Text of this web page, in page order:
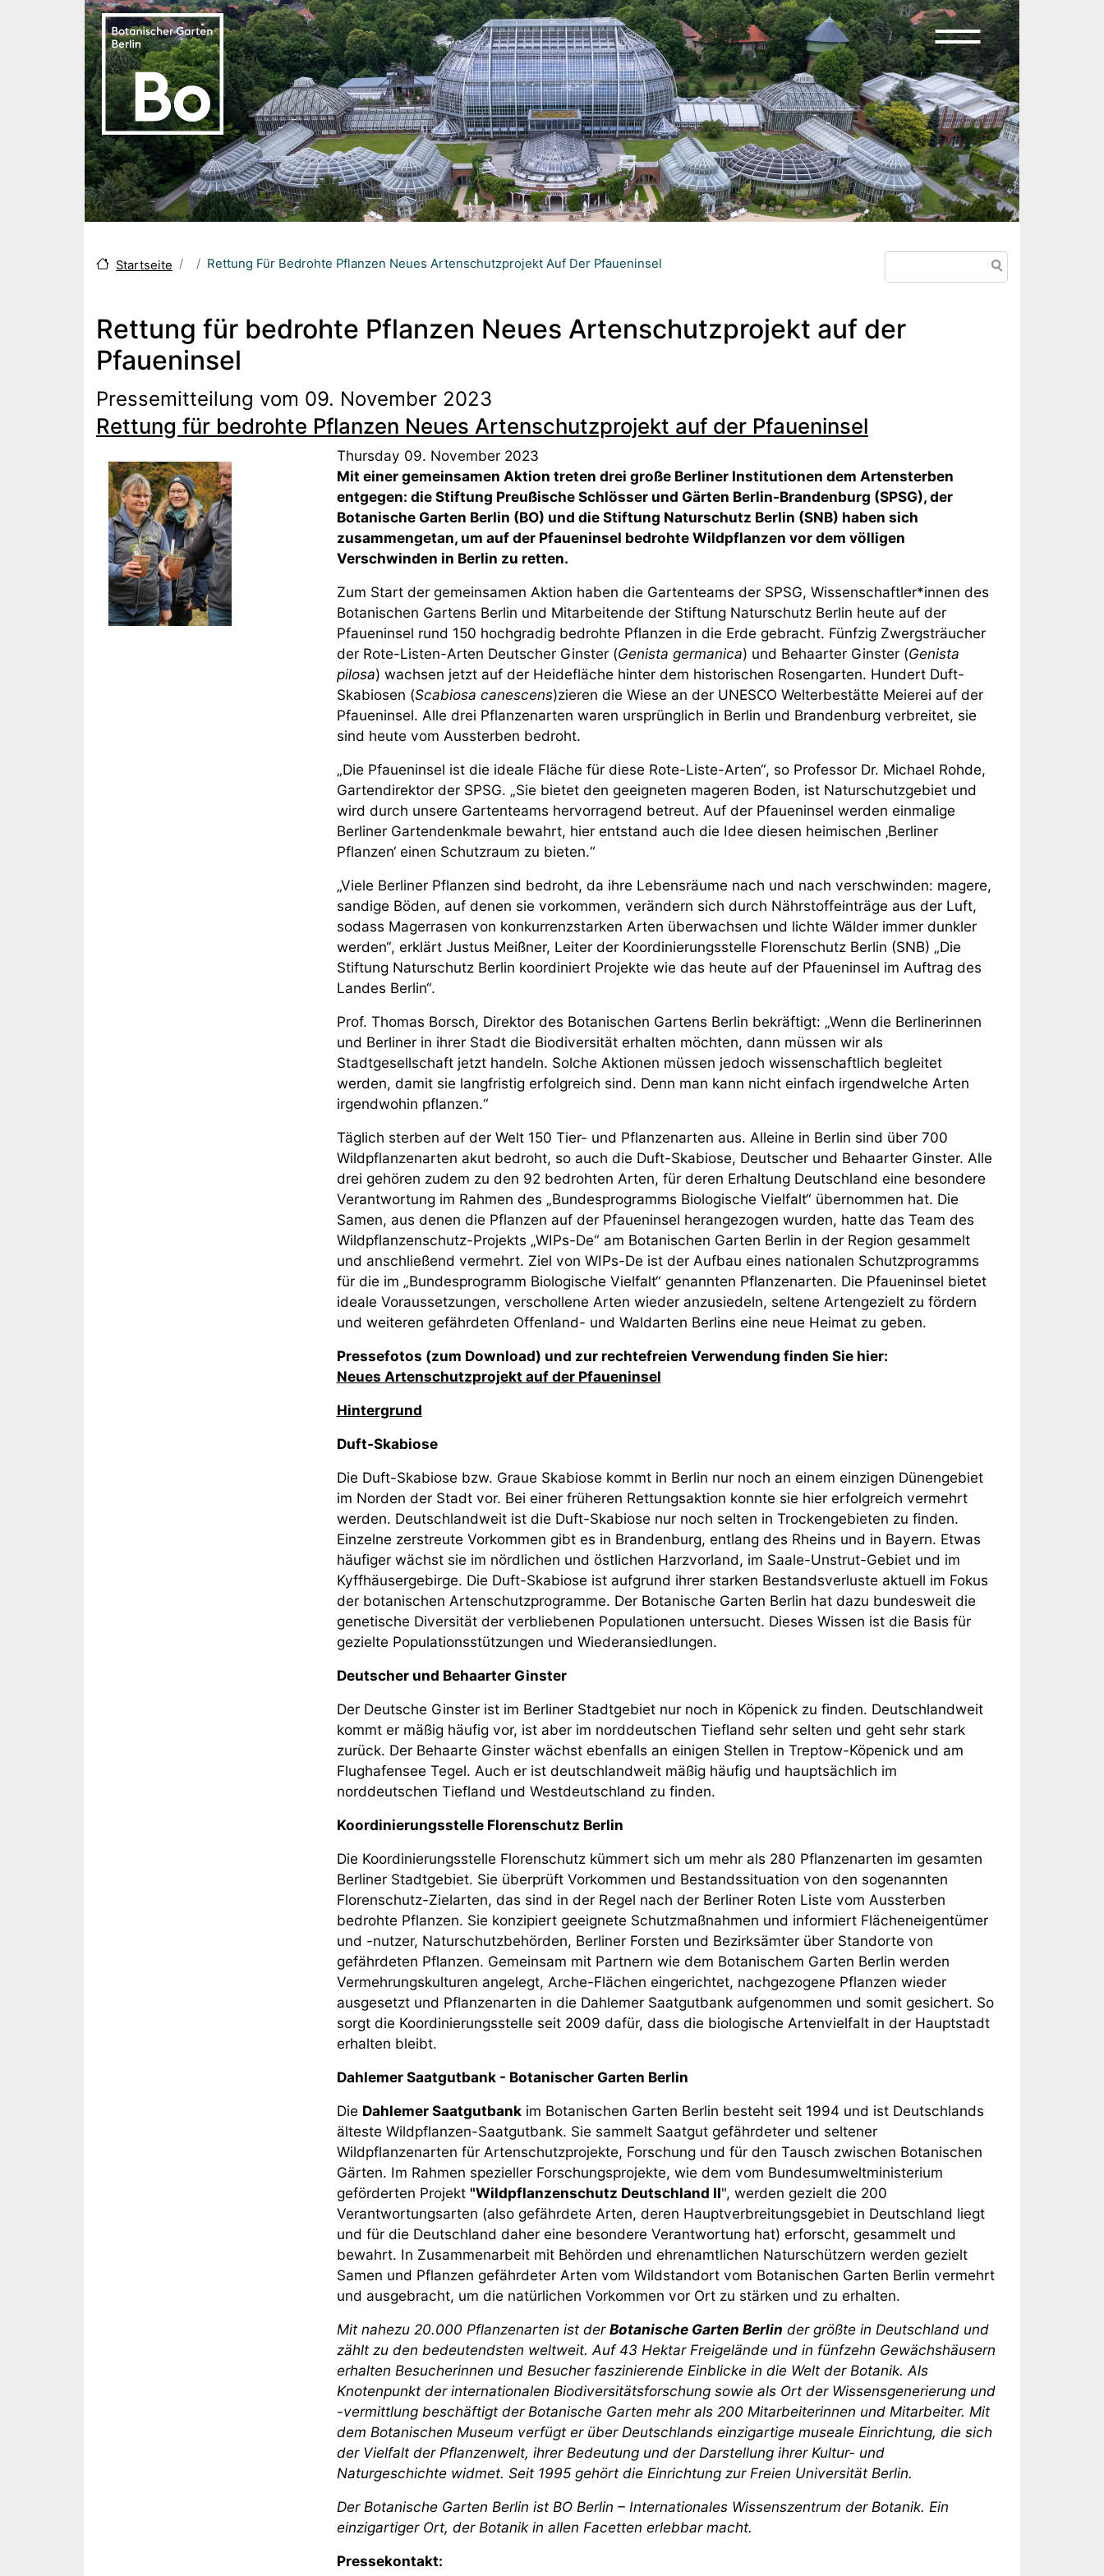
Skip to main content
Startseite Rettung Für Bedrohte Pflanzen Neues Artenschutzprojekt Auf Der Pfaueninsel
Rettung für bedrohte Pflanzen Neues Artenschutzprojekt auf der
Pfaueninsel
Pressemitteilung vom 09. November 2023
Rettung für bedrohte Pflanzen Neues Artenschutzprojekt auf der Pfaueninsel
Thursday 09. November 2023
Mit einer gemeinsamen Aktion treten drei große Berliner Institutionen dem Artensterben
entgegen: die Stiftung Preußische Schlösser und Gärten Berlin-Brandenburg (SPSG), der
Botanische Garten Berlin (BO) und die Stiftung Naturschutz Berlin (SNB) haben sich
zusammengetan, um auf der Pfaueninsel bedrohte Wildpflanzen vor dem völligen
Verschwinden in Berlin zu retten.
Zum Start der gemeinsamen Aktion haben die Gartenteams der SPSG, Wissenschaftler*innen des
Botanischen Gartens Berlin und Mitarbeitende der Stiftung Naturschutz Berlin heute auf der
Pfaueninsel rund 150 hochgradig bedrohte Pflanzen in die Erde gebracht. Fünfzig Zwergsträucher
der Rote-Listen-Arten Deutscher Ginster (Genista germanica) und Behaarter Ginster (Genista
pilosa) wachsen jetzt auf der Heidefläche hinter dem historischen Rosengarten. Hundert Duft-
Skabiosen (Scabiosa canescens)zieren die Wiese an der UNESCO Welterbestätte Meierei auf der
Pfaueninsel. Alle drei Pflanzenarten waren ursprünglich in Berlin und Brandenburg verbreitet, sie
sind heute vom Aussterben bedroht.
„Die Pfaueninsel ist die ideale Fläche für diese Rote-Liste-Arten“, so Professor Dr. Michael Rohde,
Gartendirektor der SPSG. „Sie bietet den geeigneten mageren Boden, ist Naturschutzgebiet und
wird durch unsere Gartenteams hervorragend betreut. Auf der Pfaueninsel werden einmalige
Berliner Gartendenkmale bewahrt, hier entstand auch die Idee diesen heimischen ‚Berliner
Pflanzen‘ einen Schutzraum zu bieten.“
„Viele Berliner Pflanzen sind bedroht, da ihre Lebensräume nach und nach verschwinden: magere,
sandige Böden, auf denen sie vorkommen, verändern sich durch Nährstoffeinträge aus der Luft,
sodass Magerrasen von konkurrenzstarken Arten überwachsen und lichte Wälder immer dunkler
werden“, erklärt Justus Meißner, Leiter der Koordinierungsstelle Florenschutz Berlin (SNB) „Die
Stiftung Naturschutz Berlin koordiniert Projekte wie das heute auf der Pfaueninsel im Auftrag des
Landes Berlin“.
Prof. Thomas Borsch, Direktor des Botanischen Gartens Berlin bekräftigt: „Wenn die Berlinerinnen
und Berliner in ihrer Stadt die Biodiversität erhalten möchten, dann müssen wir als
Stadtgesellschaft jetzt handeln. Solche Aktionen müssen jedoch wissenschaftlich begleitet
werden, damit sie langfristig erfolgreich sind. Denn man kann nicht einfach irgendwelche Arten
irgendwohin pflanzen.“
Täglich sterben auf der Welt 150 Tier- und Pflanzenarten aus. Alleine in Berlin sind über 700
Wildpflanzenarten akut bedroht, so auch die Duft-Skabiose, Deutscher und Behaarter Ginster. Alle
drei gehören zudem zu den 92 bedrohten Arten, für deren Erhaltung Deutschland eine besondere
Verantwortung im Rahmen des „Bundesprogramms Biologische Vielfalt“ übernommen hat. Die
Samen, aus denen die Pflanzen auf der Pfaueninsel herangezogen wurden, hatte das Team des
Wildpflanzenschutz-Projekts „WIPs-De“ am Botanischen Garten Berlin in der Region gesammelt
und anschließend vermehrt. Ziel von WIPs-De ist der Aufbau eines nationalen Schutzprogramms
für die im „Bundesprogramm Biologische Vielfalt“ genannten Pflanzenarten. Die Pfaueninsel bietet
ideale Voraussetzungen, verschollene Arten wieder anzusiedeln, seltene Artengezielt zu fördern
und weiteren gefährdeten Offenland- und Waldarten Berlins eine neue Heimat zu geben.
Pressefotos (zum Download) und zur rechtefreien Verwendung finden Sie hier:
Neues Artenschutzprojekt auf der Pfaueninsel
Hintergrund
Duft-Skabiose
Die Duft-Skabiose bzw. Graue Skabiose kommt in Berlin nur noch an einem einzigen Dünengebiet
im Norden der Stadt vor. Bei einer früheren Rettungsaktion konnte sie hier erfolgreich vermehrt
werden. Deutschlandweit ist die Duft-Skabiose nur noch selten in Trockengebieten zu finden.
Einzelne zerstreute Vorkommen gibt es in Brandenburg, entlang des Rheins und in Bayern. Etwas
häufiger wächst sie im nördlichen und östlichen Harzvorland, im Saale-Unstrut-Gebiet und im
Kyffhäusergebirge. Die Duft-Skabiose ist aufgrund ihrer starken Bestandsverluste aktuell im Fokus
der botanischen Artenschutzprogramme. Der Botanische Garten Berlin hat dazu bundesweit die
genetische Diversität der verbliebenen Populationen untersucht. Dieses Wissen ist die Basis für
gezielte Populationsstützungen und Wiederansiedlungen.
Deutscher und Behaarter Ginster
Der Deutsche Ginster ist im Berliner Stadtgebiet nur noch in Köpenick zu finden. Deutschlandweit
kommt er mäßig häufig vor, ist aber im norddeutschen Tiefland sehr selten und geht sehr stark
zurück. Der Behaarte Ginster wächst ebenfalls an einigen Stellen in Treptow-Köpenick und am
Flughafensee Tegel. Auch er ist deutschlandweit mäßig häufig und hauptsächlich im
norddeutschen Tiefland und Westdeutschland zu finden.
Koordinierungsstelle Florenschutz Berlin
Die Koordinierungsstelle Florenschutz kümmert sich um mehr als 280 Pflanzenarten im gesamten
Berliner Stadtgebiet. Sie überprüft Vorkommen und Bestandssituation von den sogenannten
Florenschutz-Zielarten, das sind in der Regel nach der Berliner Roten Liste vom Aussterben
bedrohte Pflanzen. Sie konzipiert geeignete Schutzmaßnahmen und informiert Flächeneigentümer
und -nutzer, Naturschutzbehörden, Berliner Forsten und Bezirksämter über Standorte von
gefährdeten Pflanzen. Gemeinsam mit Partnern wie dem Botanischem Garten Berlin werden
Vermehrungskulturen angelegt, Arche-Flächen eingerichtet, nachgezogene Pflanzen wieder
ausgesetzt und Pflanzenarten in die Dahlemer Saatgutbank aufgenommen und somit gesichert. So
sorgt die Koordinierungsstelle seit 2009 dafür, dass die biologische Artenvielfalt in der Hauptstadt
erhalten bleibt.
Dahlemer Saatgutbank - Botanischer Garten Berlin
Die Dahlemer Saatgutbankim Botanischen Garten Berlin besteht seit 1994 und ist Deutschlands
älteste Wildpflanzen-Saatgutbank. Sie sammelt Saatgut gefährdeter und seltener
Wildpflanzenarten für Artenschutzprojekte, Forschung und für den Tausch zwischen Botanischen
Gärten. Im Rahmen spezieller Forschungsprojekte, wie dem vom Bundesumweltministerium
geförderten Projekt "Wildpflanzenschutz Deutschland II", werden gezielt die 200
Verantwortungsarten (also gefährdete Arten, deren Hauptverbreitungsgebiet in Deutschland liegt
und für die Deutschland daher eine besondere Verantwortung hat) erforscht, gesammelt und
bewahrt. In Zusammenarbeit mit Behörden und ehrenamtlichen Naturschützern werden gezielt
Samen und Pflanzen gefährdeter Arten vom Wildstandort vom Botanischen Garten Berlin vermehrt
und ausgebracht, um die natürlichen Vorkommen vor Ort zu stärken und zu erhalten.
Mit nahezu 20.000 Pflanzenarten ist derBotanische Garten Berlin der größte in Deutschland und
zählt zu den bedeutendsten weltweit. Auf 43 Hektar Freigelände und in fünfzehn Gewächshäusern
erhalten Besucherinnen und Besucher faszinierende Einblicke in die Welt der Botanik. Als
Knotenpunkt der internationalen Biodiversitätsforschung sowie als Ort der Wissensgenerierung und
-vermittlung beschäftigt der Botanische Garten mehr als 200 Mitarbeiterinnen und Mitarbeiter. Mit
dem Botanischen Museum verfügt er über Deutschlands einzigartige museale Einrichtung, die sich
der Vielfalt der Pflanzenwelt, ihrer Bedeutung und der Darstellung ihrer Kultur- und
Naturgeschichte widmet. Seit 1995 gehört die Einrichtung zur Freien Universität Berlin.
Der Botanische Garten Berlin ist BO Berlin – Internationales Wissenszentrum der Botanik. Ein
einzigartiger Ort, der Botanik in allen Facetten erlebbar macht.
Pressekontakt: